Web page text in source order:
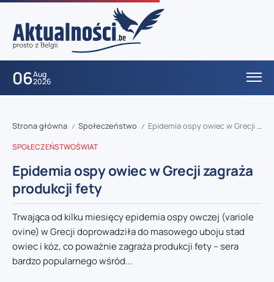
06Aug
2026
Strona główna / Społeczeństwo / Epidemia ospy owiec w Grecji zagraża produkcji fety
SPOŁECZEŃSTWOŚWIAT
Epidemia ospy owiec w Grecji zagraża
produkcji fety
Trwająca od kilku miesięcy epidemia ospy owczej (variole
ovine) w Grecji doprowadziła do masowego uboju stad
owiec i kóz, co poważnie zagraża produkcji fety – sera
bardzo popularnego wśród...